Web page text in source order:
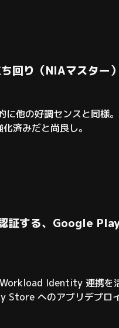
回り（NIAマスター
に他の好調センスと同様
済みだと尚良し。
する、Google
Identity 連携を
へのアプリデプロ